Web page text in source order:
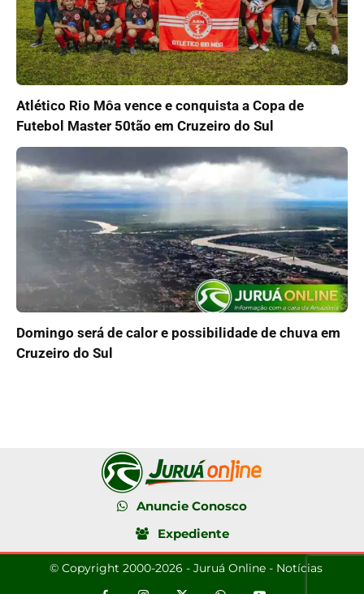
Atlético Rio Môa vence e conquista a Copa de
Futebol Master 50tão em Cruzeiro do Sul
Domingo será de calor e possibilidade de chuva em
Cruzeiro do Sul
Anuncie Conosco
Expediente
© Copyright 2000-2026 - Juruá Online - Notícias